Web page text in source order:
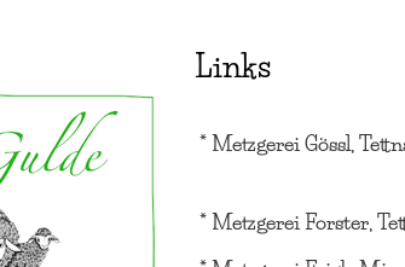
Links
* Metzgerei Gössl,
* Metzgerei Forster,